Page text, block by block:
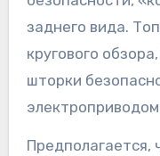
заднего вида.
кругового
шторки
Предполагается,